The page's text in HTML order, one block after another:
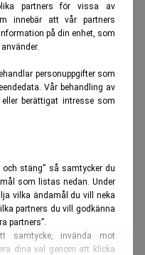
partners för vissa av
innebär att vår partners
på din enhet, som
använder.
personuppgifter som
Vår behandling av
berättigat intresse som
och stäng” så samtycker du
som listas nedan. Under
vilka ändamål du vill neka
partners du vill godkänna
partners”.
samtycke, invända mot
dina val genom att klicka